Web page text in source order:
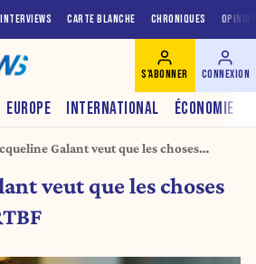
INTERVIEWS CARTE BLANCHE CHRONIQUES
EUROPE INTERNATIONAL ÉCONOMIE
S'ABONNER CONNEXION
Galant veut que les choses
veut que les choses